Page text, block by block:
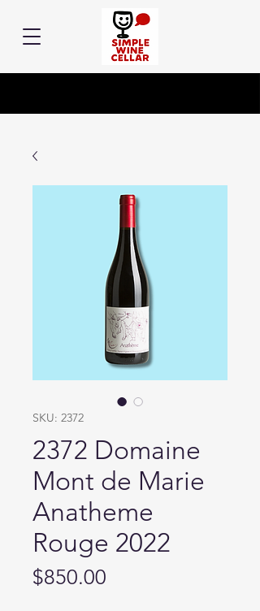
SKU: 2372
2372 Domaine
Mont de Marie
Anatheme
Rouge 2022
$850.00